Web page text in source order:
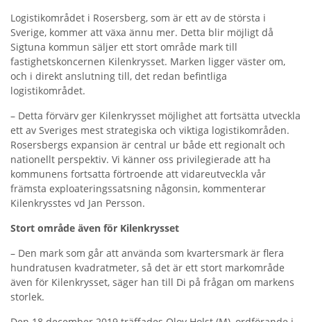
Logistikområdet i Rosersberg, som är ett av de största i
Sverige, kommer att växa ännu mer. Detta blir möjligt då
Sigtuna kommun säljer ett stort område mark till
fastighetskoncernen Kilenkrysset. Marken ligger väster om,
och i direkt anslutning till, det redan befintliga
logistikområdet.
– Detta förvärv ger Kilenkrysset möjlighet att fortsätta utveckla
ett av Sveriges mest strategiska och viktiga logistikområden.
Rosersbergs expansion är central ur både ett regionalt och
nationellt perspektiv. Vi känner oss privilegierade att ha
kommunens fortsatta förtroende att vidareutveckla vår
främsta exploateringssatsning någonsin, kommenterar
Kilenkrysstes vd Jan Persson.
Stort område även för Kilenkrysset
– Den mark som går att använda som kvartersmark är flera
hundratusen kvadratmeter, så det är ett stort markområde
även för Kilenkrysset, säger han till Di på frågan om markens
storlek.